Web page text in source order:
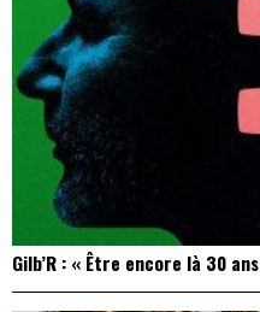
Gilb’R : « Être encore là 30